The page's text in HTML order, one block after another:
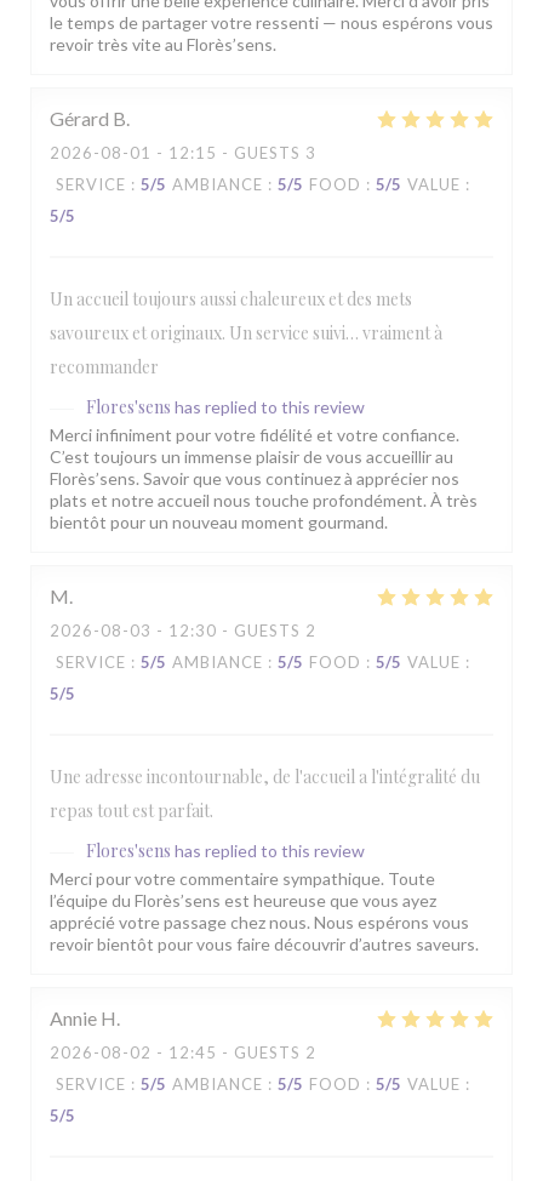
le temps de partager votre ressenti — nous espérons vous
revoir très vite au Florès’sens.
Gérard B
2026-08-01 - 12:15 - GUESTS 3
SERVICE : 5/5 AMBIANCE : 5/5 FOOD : 5/5 VALUE :
5/5
Un accueil toujours aussi chaleureux et des mets
savoureux et originaux. Un service suivi… vraiment à
recommander
Flores'sens has replied to this review
Merci infiniment pour votre fidélité et votre confiance.
C’est toujours un immense plaisir de vous accueillir au
Florès’sens. Savoir que vous continuez à apprécier nos
plats et notre accueil nous touche profondément. À très
bientôt pour un nouveau moment gourmand.
M
2026-08-03 - 12:30 - GUESTS 2
SERVICE : 5/5 AMBIANCE : 5/5 FOOD : 5/5 VALUE :
5/5
Une adresse incontournable, de l'accueil a l'intégralité du
repas tout est parfait.
Flores'sens has replied to this review
Merci pour votre commentaire sympathique. Toute
l’équipe du Florès’sens est heureuse que vous ayez
apprécié votre passage chez nous. Nous espérons vous
revoir bientôt pour vous faire découvrir d’autres saveurs.
Annie H
2026-08-02 - 12:45 - GUESTS 2
SERVICE : 5/5 AMBIANCE : 5/5 FOOD : 5/5 VALUE :
5/5